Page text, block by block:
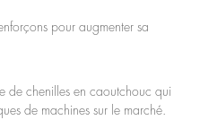
pour augmenter sa
de chenilles en caoutchouc qui
de machines sur le marché.